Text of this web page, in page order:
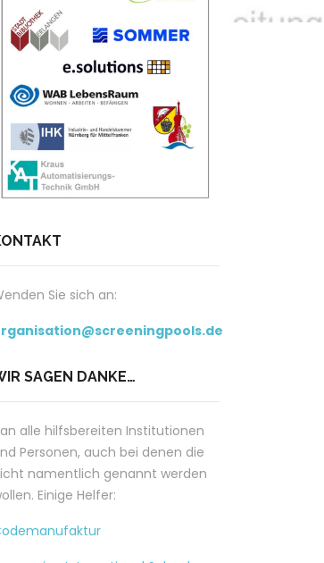
Sie sich an:
SAGEN DANKE…
alle hilfsbereiten Institutionen
Personen, auch bei denen die
namentlich genannt werden
Einige Helfer: